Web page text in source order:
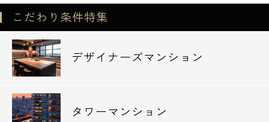
マツモトキヨシ高田馬場4丁目店 ・・・
227m
ホンダドリーム新宿 ・・・ 286m
ツルハドラッグ高田馬場店 ・・・ 318m
■大学
私立東京富士大学 ・・・ 188m
こだわり条件特集
デザイナーズマンション
タワーマンション